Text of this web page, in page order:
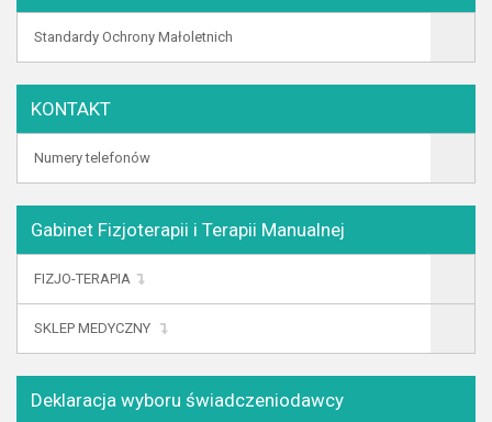
Standardy Ochrony Małoletnich
KONTAKT
Numery telefonów
Gabinet Fizjoterapii i Terapii Manualnej
FIZJO-TERAPIA
SKLEP MEDYCZNY
Deklaracja wyboru świadczeniodawcy